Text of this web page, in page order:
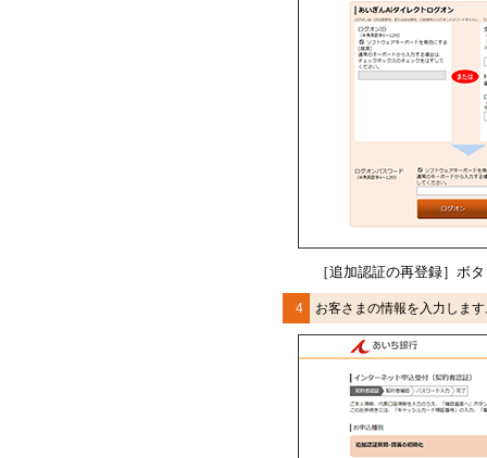
［追加認証の再登録］ボ
4 お客さまの情報を入力しま